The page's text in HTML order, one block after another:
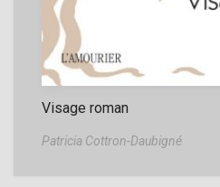
Visage roman
Patricia Cottron-Daubigné